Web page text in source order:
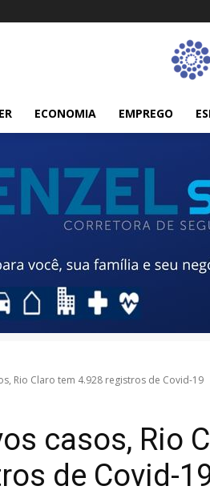
ECONOMIA EMPREGO
Rio Claro tem 4.928 registros de Covid-19
casos, Rio
de Covid-